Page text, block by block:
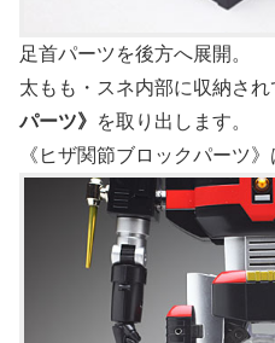
足首パーツを後方へ展開。
太もも・スネ内部に収納され
パーツ》 を取り出します。
《ヒザ関節ブロックパーツ》